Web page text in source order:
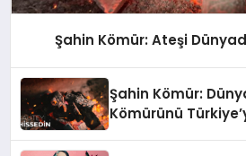
Şahin Kömür: Ateşi
Şahin Kömür:
Kömürünü